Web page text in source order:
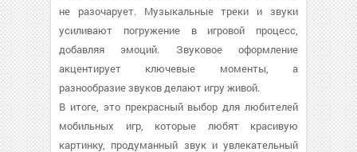
не разочарует. Музыкальные треки и звуки
усиливают погружение в игровой процесс,
добавляя эмоций. Звуковое оформление
акцентирует ключевые моменты, а
разнообразие звуков делают игру живой.
В итоге, это прекрасный выбор для любителей
мобильных игр, которые любят красивую
картинку, продуманный звук и увлекательный